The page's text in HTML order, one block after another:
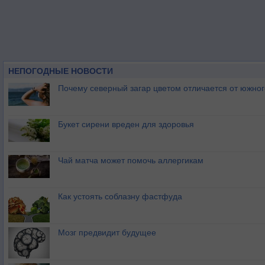
НЕПОГОДНЫЕ НОВОСТИ
Почему северный загар цветом отличается от
Букет сирени вреден для здоровья
Чай матча может помочь аллергикам
Как устоять соблазну фастфуда
Мозг предвидит будущее